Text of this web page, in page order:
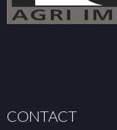
CONTACT